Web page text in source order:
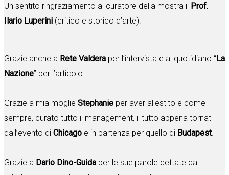
Un sentito ringraziamento al curatore della mostra il Prof.
Ilario Luperini (critico e storico d’arte).
Grazie anche a Rete Valdera per l’intervista e al quotidiano “La
Nazione” per l’articolo.
Grazie a mia moglie Stephanie per aver allestito e come
sempre, curato tutto il management, il tutto appena tornati
dall’evento di Chicago e in partenza per quello di Budapest.
Grazie a Dario Dino-Guida per le sue parole dettate da